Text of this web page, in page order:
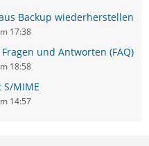
Backup wiederherstellen
17:38
und Antworten (FAQ)
18:58
MIME
14:57